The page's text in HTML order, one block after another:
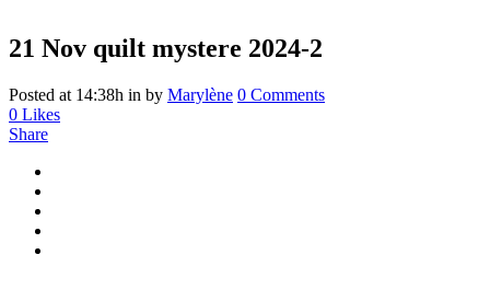
21 Nov quilt mystere 2024-2
Posted at 14:38h in by Marylène 0 Comments
0 Likes
Share